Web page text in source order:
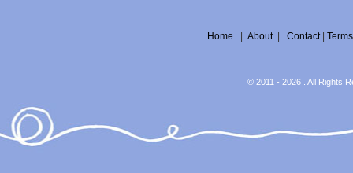
Home About| Contact| Terms
© 2011 - 2026 . All Rights